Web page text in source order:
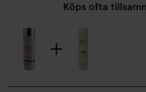
Köps ofta